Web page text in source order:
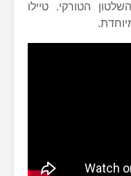
הטורקי. טיילו